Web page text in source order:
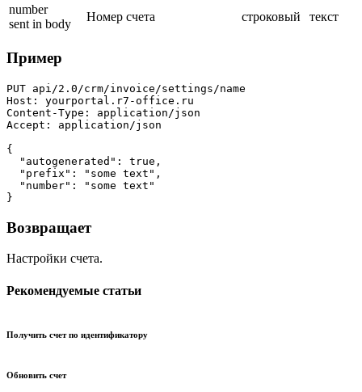
number
sent in body
Номер счета строковый текст
Пример
PUT api/2.0/crm/invoice/settings/name
Host: yourportal.r7-office.ru
Content-Type: application/json
Accept: application/json
{
  "autogenerated": true,
  "prefix": "some text",
  "number": "some text"
}
Возвращает
Настройки счета.
Рекомендуемые статьи
Получить счет по идентификатору
Обновить счет